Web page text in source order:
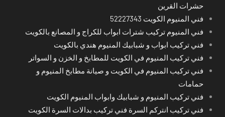
حشرات القرين
فني المنيوم الكويت 52227343
فني المنيوم تركيب شترات ابواب للكراج و المصانع بالكويت
فني تركيب ابواب و شبابيك المنيوم هندي بالكويت
فني تركيب المنيوم في الكويت للمطابخ و الخزن و السواتر
فني تركيب المنيوم في الكويت و صيانة مطابخ المنيوم و
حمامات
فني تركيب المنيوم و شبابيك وابواب المنيوم الكويت
فني تركيب انتركم السرة فني تركيب بدالات السرة الكويت